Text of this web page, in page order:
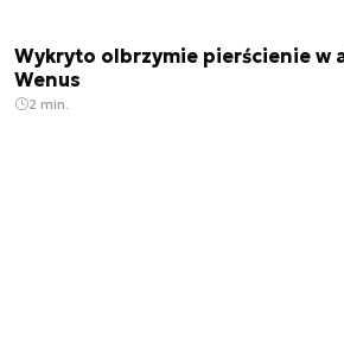
Wykryto olbrzymie pierścienie w
Wenus
2 min.